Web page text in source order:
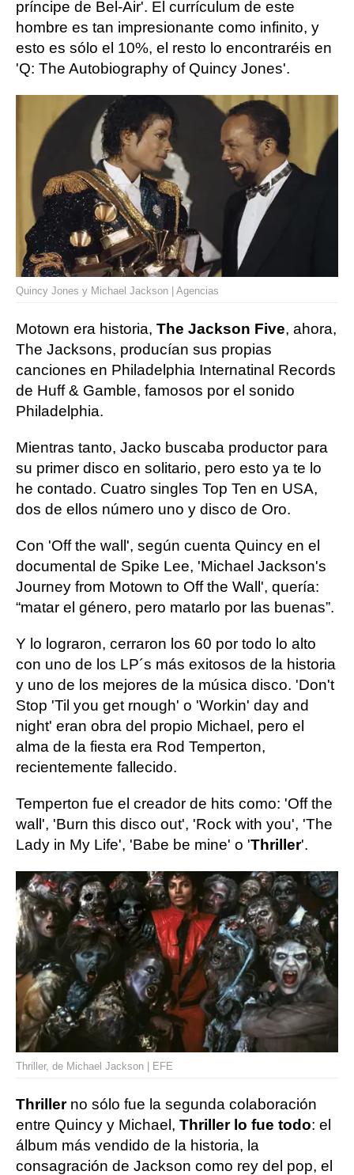
príncipe de Bel-Air'. El currículum de este
hombre es tan impresionante como infinito, y
esto es sólo el 10%, el resto lo encontraréis en
'Q: The Autobiography of Quincy Jones'.
Quincy Jones y Michael Jackson | Agencias
Motown era historia, The Jackson Five, ahora,
The Jacksons, producían sus propias
canciones en Philadelphia Internatinal Records
de Huff & Gamble, famosos por el sonido
Philadelphia.
Mientras tanto, Jacko buscaba productor para
su primer disco en solitario, pero esto ya te lo
he contado. Cuatro singles Top Ten en USA,
dos de ellos número uno y disco de Oro.
Con 'Off the wall', según cuenta Quincy en el
documental de Spike Lee, 'Michael Jackson's
Journey from Motown to Off the Wall', quería:
“matar el género, pero matarlo por las buenas”.
Y lo lograron, cerraron los 60 por todo lo alto
con uno de los LP´s más exitosos de la historia
y uno de los mejores de la música disco. 'Don't
Stop 'Til you get rnough' o 'Workin' day and
night' eran obra del propio Michael, pero el
alma de la fiesta era Rod Temperton,
recientemente fallecido.
Temperton fue el creador de hits como: 'Off the
wall', 'Burn this disco out', 'Rock with you', 'The
Lady in My Life', 'Babe be mine' o 'Thriller'.
Thriller, de Michael Jackson | EFE
Thrillerno sólo fue la segunda colaboración
entre Quincy y Michael, Thriller lo fue todo: el
álbum más vendido de la historia, la
consagración de Jackson como rey del pop, el